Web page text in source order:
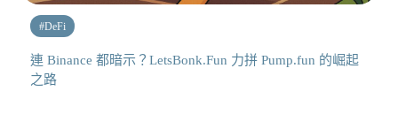
#DeFi
連 Binance 都暗示？LetsBonk.Fun 力拼 Pump.fun 的崛起
之路